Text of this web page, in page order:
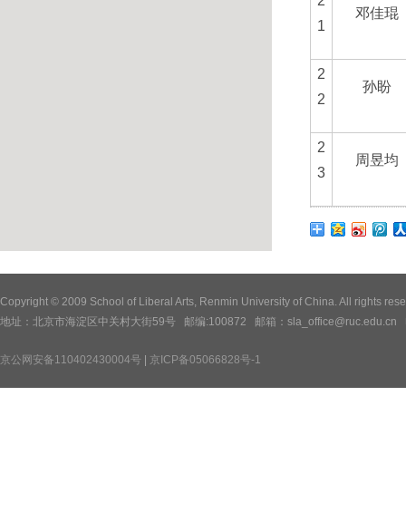
1
邓佳琨
2
2
孙盼
2
3
周昱均
Copyright © 2009 School of Liberal Arts, Renmin University of China. All rights
地址：北京市海淀区中关村大街59号 邮编:100872 邮箱：
京公网安备110402430004号 京ICP备05066828号-1